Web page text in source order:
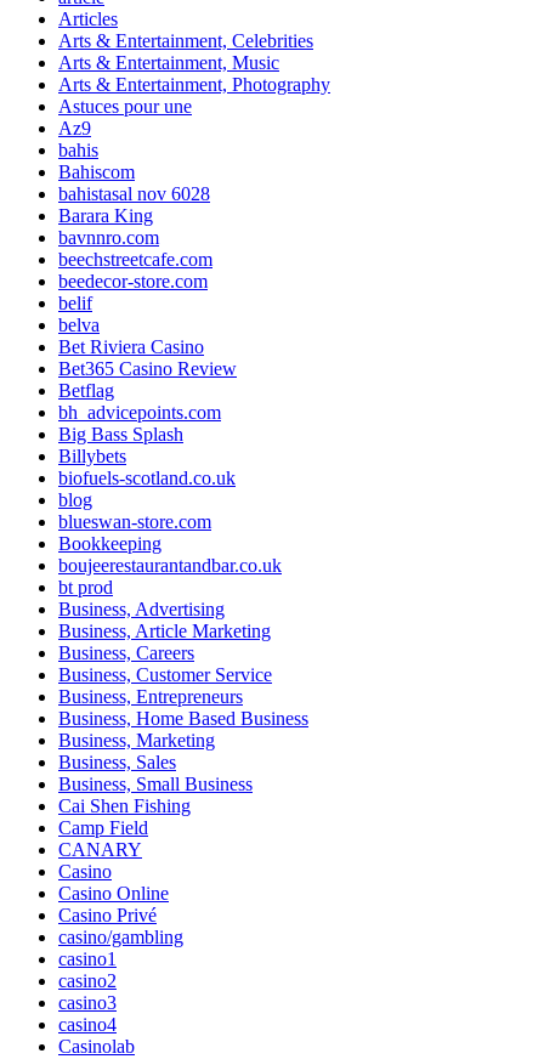
Articles
Arts & Entertainment, Celebrities
Arts & Entertainment, Music
Arts & Entertainment, Photography
Astuces pour une
Az9
bahis
Bahiscom
bahistasal nov 6028
Barara King
bavnnro.com
beechstreetcafe.com
beedecor-store.com
belif
belva
Bet Riviera Casino
Bet365 Casino Review
Betflag
bh_advicepoints.com
Big Bass Splash
Billybets
biofuels-scotland.co.uk
blog
blueswan-store.com
Bookkeeping
boujeerestaurantandbar.co.uk
bt prod
Business, Advertising
Business, Article Marketing
Business, Careers
Business, Customer Service
Business, Entrepreneurs
Business, Home Based Business
Business, Marketing
Business, Sales
Business, Small Business
Cai Shen Fishing
Camp Field
CANARY
Casino
Casino Online
Casino Privé
casino/gambling
casino1
casino2
casino3
casino4
Casinolab